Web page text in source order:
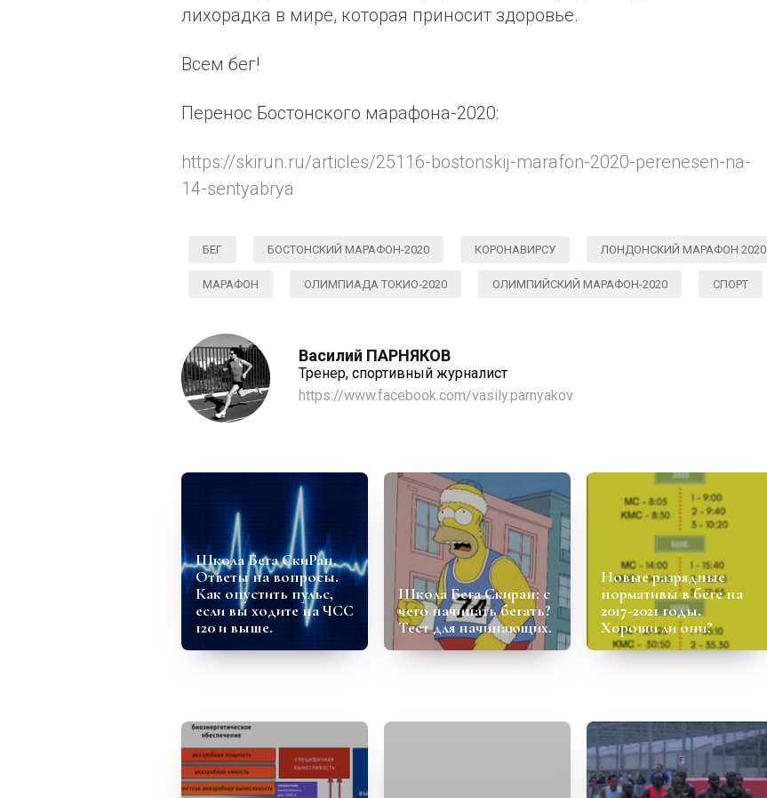
лихорадка в мире, которая приносит здоровье.
Всем бег!
Перенос Бостонского марафона-2020:
https://skirun.ru/articles/25116-bostonskij-marafon-2020-perenesen-na-
14-sentyabrya
БЕГ БОСТОНСКИЙ МАРАФОН-2020 КОРОНАВИРСУ ЛОНДОНСКИЙ МАРАФОН 2020
МАРАФОН ОЛИМПИАДА ТОКИО-2020 ОЛИМПИЙСКИЙ МАРАФОН-2020 СПОРТ
Василий ПАРНЯКОВ
Тренер, спортивный журналист
https://www.facebook.com/vasily.parnyakov
Школа Бега СкиРан.
Ответы на вопросы.
Как опустить пульс,
если вы ходите на ЧСС
120 и выше.
Школа Бега Скиран: с
чего начинать бегать?
Тест для начинающих.
Новые разрядные
нормативы в беге на
2017-2021 годы.
Хороши ли они?